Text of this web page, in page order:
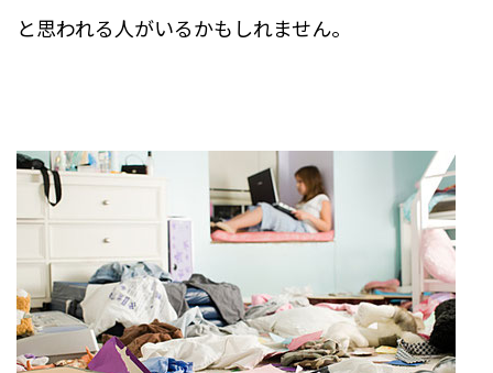
と思われる人がいるかもしれません。